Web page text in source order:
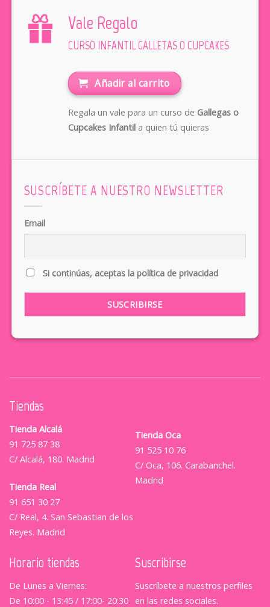
Vale Regalo
CURSO INFANTIL GALLETAS O CUPCAKES
Añadir al carrito
Regala un vale para un curso de Gallegas o
Cupcakes Infantila quien tú quieras
SUSCRÍBETE A NUESTRO NEWSLETTER
Email
Si continúas, aceptas la política de privacidad
Tiendas
Tienda Alcalá
91 725 87 38
C/ Alcalá, 180. Madrid
Tienda Real
91 651 30 27
C/ Real, 4. San Sebastian de los
Reyes. Madrid
Tienda Oca
91 525 10 76
C/ Oca, 106. Carabanchel.
Madrid
Horario tiendas
De Lunes a Viernes:
De 10:00 - 13:45 / 17:00- 20:30
Suscribirse
Suscríbete a nuestros perfiles
en las redes sociales.